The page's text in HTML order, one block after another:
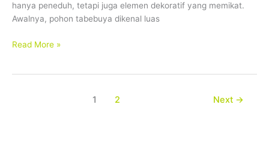
hanya peneduh, tetapi juga elemen dekoratif yang memikat.
Awalnya, pohon tabebuya dikenal luas
Read More »
1 2 Next →